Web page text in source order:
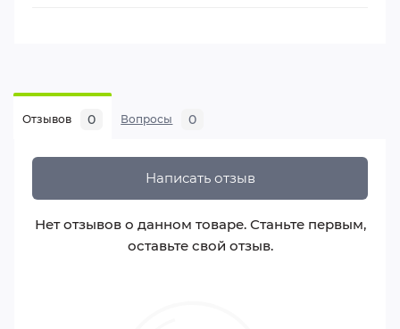
Отзывов 0 Вопросы 0
Написать отзыв
Нет отзывов о данном товаре. Станьте первым,
оставьте свой отзыв.